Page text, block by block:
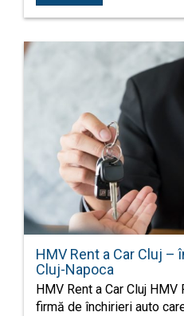
HMV Rent a Car Cluj –
Cluj-Napoca
HMV Rent a Car Cluj
firmă de închirieri auto